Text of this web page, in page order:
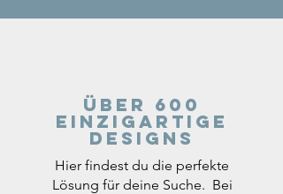
Über 600
einzigartige
Designs
Hier findest du die perfekte
Lösung für deine Suche. Bei